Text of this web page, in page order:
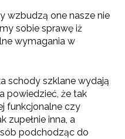
wzbudzą one nasze nie
sobie sprawę iż
wymagania w
schody szklane wydają
powiedzieć, że tak
funkcjonalne czy
zupełnie inna, a
podchodząc do